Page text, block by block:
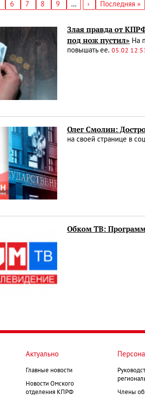
Страница
6 Страница
7 Страница
8 Страница
9 …
Следующая
›
Последняя
Последняя »
Злая правда от
под нож пустил» На
повышать ее. 05.02
Олег Смолин:
на своей странице в
Обком ТВ:
Актуально
Главные новости
Новости Омского
отделения КПРФ
Члены